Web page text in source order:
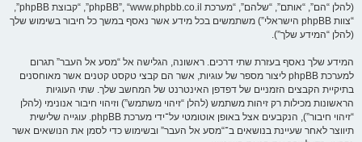
(להלן “הם”, “אותם”, “שלהם”, “מערכת phpBB”, “www.phpbb.co.il”, “קבוצת phpBB”,
“צוות phpBB הישראלי”) משתמשים בכל מידע אשר נאסף במשך כל חיבור בשימוש שלך
(להלן “המידע שלך”).
המידע שלך נאסף בעזרת שתי דרכים. ראשונה, הגלישה אל “מסע אל העבר” תגרום
למערכת phpBB ליצור מספר של עוגיות, אשר הם קבצי טקסט קטנים אשר מאוחסנים
בתיקיית הקבצים הזמניים של דפדפן האינטרנט של המחשב שלך. שתי העוגיות
הראשונות מכילות רק זיהות משתמש (להלן “זיהוי משתמש”) וזיהוי חיבור אנונימי (להלן
“זיהוי חיבור”), הנקבעים אצל באופן אוטומטי על־ידי מערכת phpBB. עוגייה שלישית
תיווצר לאחר שעיינת בנושאים ב־“מסע אל העבר” ובשימוש כדי לסמן את הנושאים אשר